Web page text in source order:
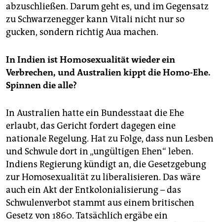
abzuschließen. Darum geht es, und im Gegensatz
zu Schwarzenegger kann Vitali nicht nur so
gucken, sondern richtig Aua machen.
In Indien ist Homosexualität wieder ein
Verbrechen, und Australien kippt die Homo-Ehe.
Spinnen die alle?
In Australien hatte ein Bundesstaat die Ehe
erlaubt, das Gericht fordert dagegen eine
nationale Regelung. Hat zu Folge, dass nun Lesben
und Schwule dort in „ungültigen Ehen“ leben.
Indiens Regierung kündigt an, die Gesetzgebung
zur Homosexualität zu liberalisieren. Das wäre
auch ein Akt der Entkolonialisierung – das
Schwulenverbot stammt aus einem britischen
Gesetz von 1860. Tatsächlich ergäbe ein